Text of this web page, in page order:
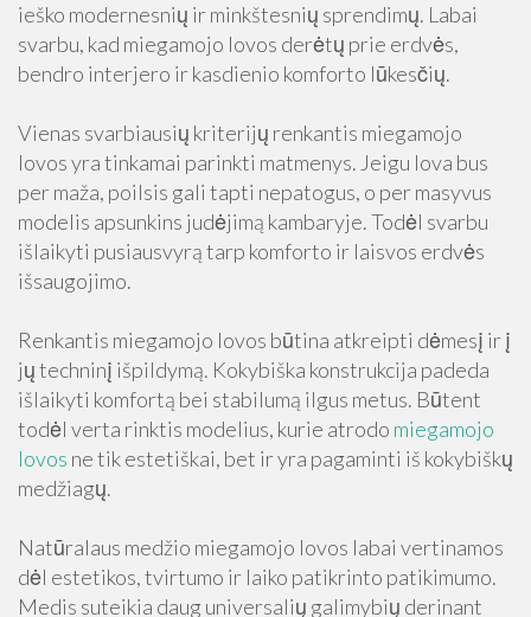
ieško modernesnių ir minkštesnių sprendimų. Labai
svarbu, kad miegamojo lovos derėtų prie erdvės,
bendro interjero ir kasdienio komforto lūkesčių.
Vienas svarbiausių kriterijų renkantis miegamojo
lovos yra tinkamai parinkti matmenys. Jeigu lova bus
per maža, poilsis gali tapti nepatogus, o per masyvus
modelis apsunkins judėjimą kambaryje. Todėl svarbu
išlaikyti pusiausvyrą tarp komforto ir laisvos erdvės
išsaugojimo.
Renkantis miegamojo lovos būtina atkreipti dėmesį ir į
jų techninį išpildymą. Kokybiška konstrukcija padeda
išlaikyti komfortą bei stabilumą ilgus metus. Būtent
todėl verta rinktis modelius, kurie atrodo miegamojo
lovos ne tik estetiškai, bet ir yra pagaminti iš kokybiškų
medžiagų.
Natūralaus medžio miegamojo lovos labai vertinamos
dėl estetikos, tvirtumo ir laiko patikrinto patikimumo.
Medis suteikia daug universalių galimybių derinant